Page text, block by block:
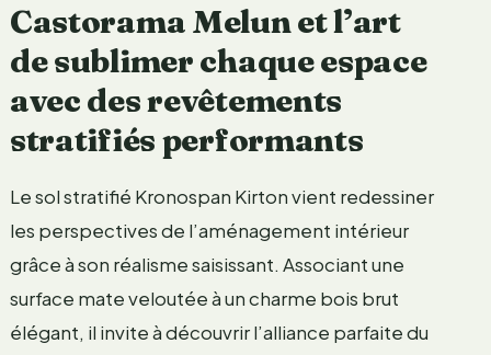
Castorama Melun et l’art
de sublimer chaque espace
avec des revêtements
stratifiés performants
Le sol stratifié Kronospan Kirton vient redessiner
les perspectives de l’aménagement intérieur
grâce à son réalisme saisissant. Associant une
surface mate veloutée à un charme bois brut
élégant, il invite à découvrir l’alliance parfaite du